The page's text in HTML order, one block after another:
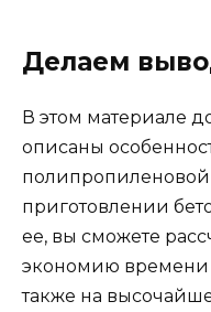
Делаем
В этом материале
описаны
приготовлении
ее, вы сможете
экономию времени
также на